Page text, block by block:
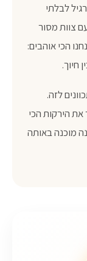
לבלתי
צוות מסור
הכי אוהבים:
חיוך.
לזה.
כדי לבחור את הירקות הכי
מוכנה באותה